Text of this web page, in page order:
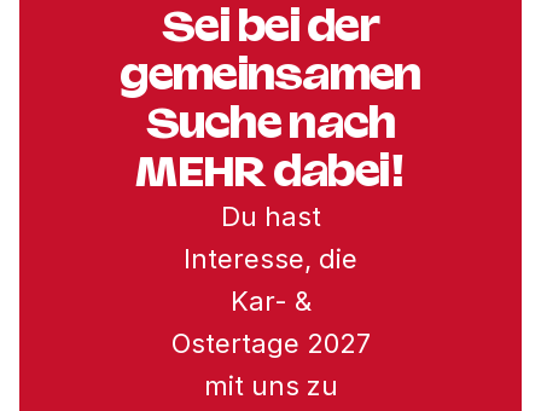
Sei bei der
gemeinsamen
Suche nach
MEHR dabei!
Du hast
Interesse, die
Kar- &
Ostertage 2027
mit uns zu